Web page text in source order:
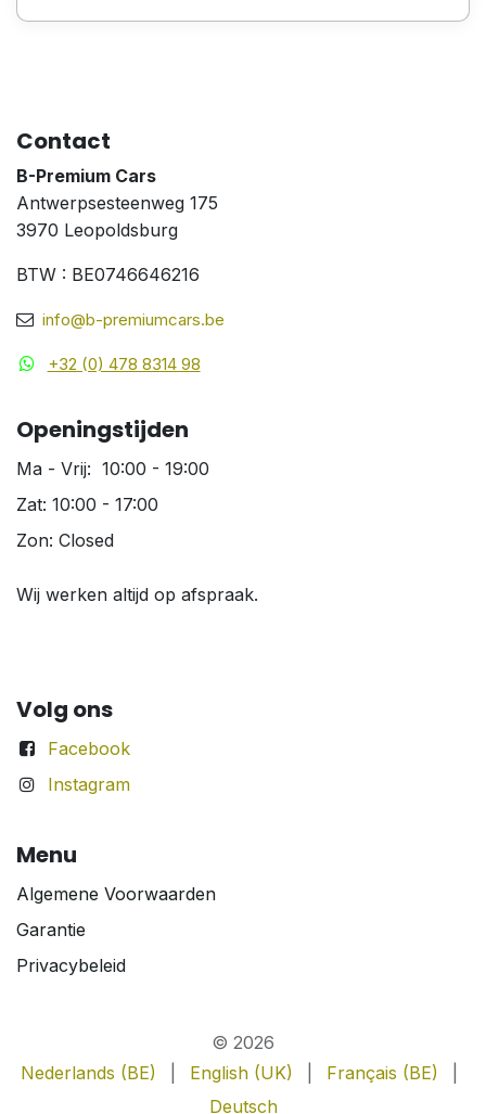
Contact
B-Premium Cars
Antwerpsesteenweg 175
3970 Leopoldsburg
BTW : BE0746646216
info@b-premiumcars.be
+32 (0) 478 8314 98
Openingstijden
Ma - Vrij: 10:00 - 19:00
Zat: 10:00 - 17:00
Zon: Closed
Wij werken altijd op afspraak.
Volg ons
Facebook
Instagram
Menu
Algemene Voorwaarden
Garantie
Privacybeleid
© 2026
Nederlands (BE)
English (UK) Français (BE)
Deutsch